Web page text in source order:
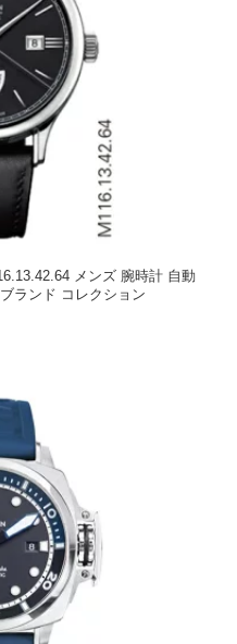
メンズ 腕時計 自動
ランド コレクション